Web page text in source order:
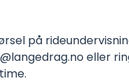
på
eller